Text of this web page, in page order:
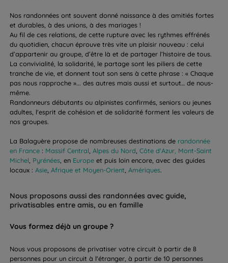
Nos randonnées ont souvent donné naissance à des amitiés fortes
et durables, à des unions, à des mariages !
Au fil de ces relations, de cette rupture avec les rythmes effrénés
du quotidien, chacun éprouve très vite un plaisir nouveau : celui
d’appartenir au groupe, d’être là et de partager l’histoire de tous.
La convivialité, la solidarité, le partage sont les piliers de cette
tranche de vie, et donnent tout son sens à cette phrase : « Chaque
pas nous rapproche »... des autres mais aussi et surtout… de nous-
même.
Randonneurs débutants ou alpinistes confirmés, seniors ou jeunes
adultes, l'esprit de cohésion et de solidarité forment les valeurs de
nos groupes.
La Balaguère propose de nombreuses destinations de randonnée
en France : Massif Central ,Alpes du Nord ,Côte d'Azur, Mont-Saint
Michel Pyrénées , en Europe et puis loin encore, avec des guides
locaux :Asie ,Afrique et Moyen-Orient ,Amériques.
Nous proposons aussi des randonnées avec guide,
privatisables entre amis, ou en famille
Vous formez déjà un groupe ?
Nous vous proposons de privatiser votre circuit à partir de 8
personnes pour un circuit à l'étranger, à partir de 10 personnes